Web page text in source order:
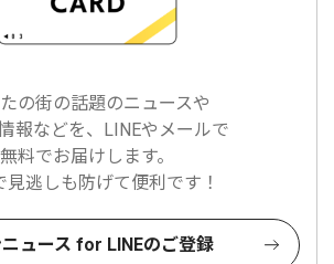
の街の話題のニュースや
報などを、LINEやメールで
無料でお届けします。
見逃しも防げて便利です！
ュース for LINEのご登録